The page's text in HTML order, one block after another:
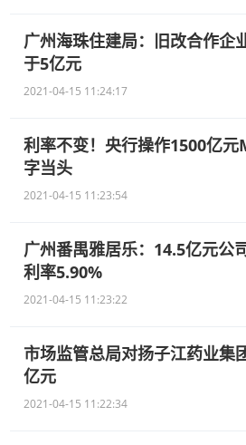
广州海珠住建局：旧改合作企
于5亿元
2021-04-15 11:24:17
利率不变！央行操作1500亿
字当头
2021-04-15 11:23:54
广州番禺雅居乐：14.5亿元公
利率5.90%
2021-04-15 11:23:22
市场监管总局对扬子江药业集
亿元
2021-04-15 11:22:34